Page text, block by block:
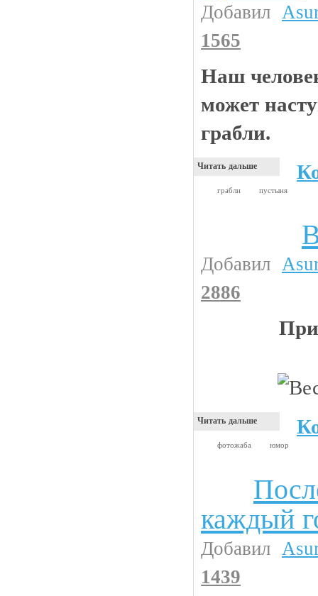
Добавил
1565
Наш
может
грабли.
Читать дальше
грабли пустыня
Добавил
2886
Читать дальше
фотожаба юмор
каждый
Добавил
1439